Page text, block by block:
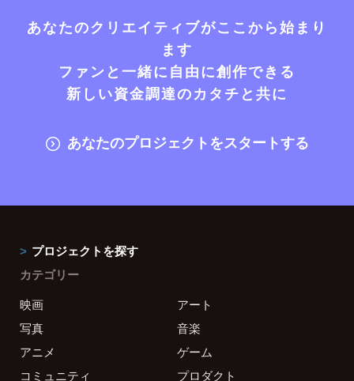
あなたのクリエイティブがここから始まり
ます
ファンと一緒に自由に創作できる
新しい資金調達のカタチと共に
あなたのプロジェクトをスタートする
プロジェクトを探す
カテゴリー
映画
アート
写真
音楽
アニメ
ゲーム
コミュニティ
プロダクト